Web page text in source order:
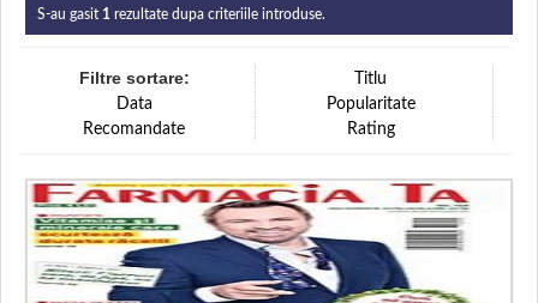
S-au gasit 1 rezultate dupa criteriile introduse.
Filtre sortare:
Titlu
Data
Popularitate
Recomandate
Rating